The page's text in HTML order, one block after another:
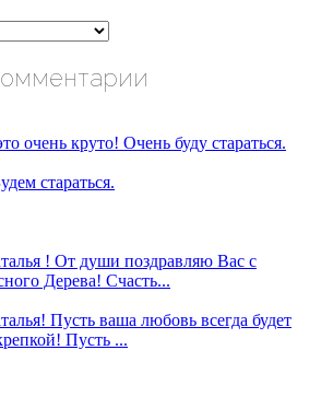
очень круто! Очень буду стараться.
стараться.
! От души поздравляю Вас с
Дерева! Счасть...
Пусть ваша любовь всегда будет
Пусть ...